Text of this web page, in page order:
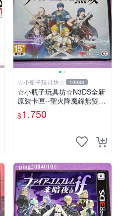
☆小瓶子玩具坊☆ 10088
☆小瓶子玩具坊☆N3DS全新
原裝卡匣--聖火降魔錄無雙
《Fire Emblem 無雙》(日版)
$1,750